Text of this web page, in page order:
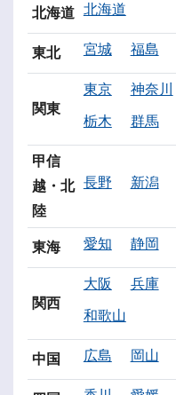
北海道 北海道
東北 宮城 福島
関東
東京 神奈川
栃木 群馬
甲信
越・北
陸
長野 新潟
東海 愛知 静岡
関西
大阪 兵庫
和歌山
中国 広島 岡山